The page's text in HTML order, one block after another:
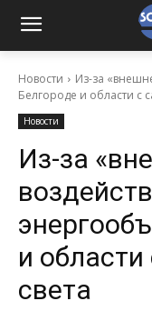
Новости
Из-за
Белгороде и области с
Новости
Из-за
и области
света